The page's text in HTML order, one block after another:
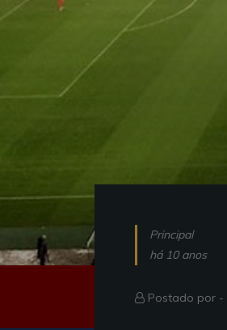
Principal
há 10 anos
Postado por -